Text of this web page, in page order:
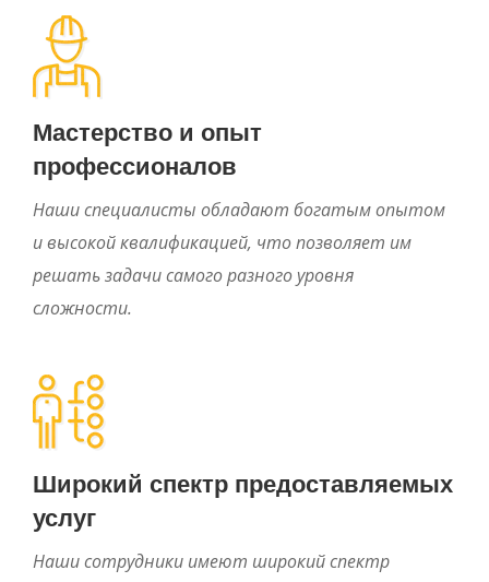
Мастерство и опыт
профессионалов
Наши специалисты обладают богатым опытом
и высокой квалификацией, что позволяет им
решать задачи самого разного уровня
сложности.
Широкий спектр предоставляемых
услуг
Наши сотрудники имеют широкий спектр